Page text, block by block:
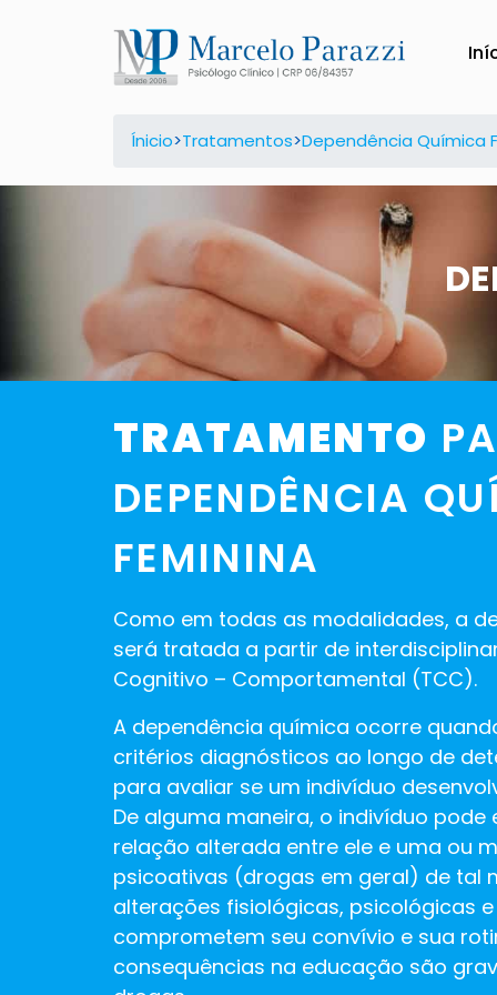
Dependência
Ínicio>Tratamentos>Dependência Química
TRATAMENTO
DEPENDÊNCIA
FEMININA
Como em todas as modalidades, a
será tratada a partir de
Cognitivo – Comportamental (TCC).
A dependência química ocorre
critérios diagnósticos ao longo de
para avaliar se um indivíduo
De alguma maneira, o indivíduo pode
relação alterada entre ele e uma ou
psicoativas (drogas em geral) de tal
alterações fisiológicas, psicológicas
comprometem seu convívio e sua
consequências na educação são